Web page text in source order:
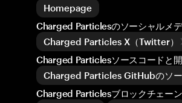
Homepage
Charged Particlesのソーシャルメ
Charged Particles X（Twitter）
Charged Particlesソースコードと
Charged Particles GitHubのソ
Charged Particlesブロックチェー